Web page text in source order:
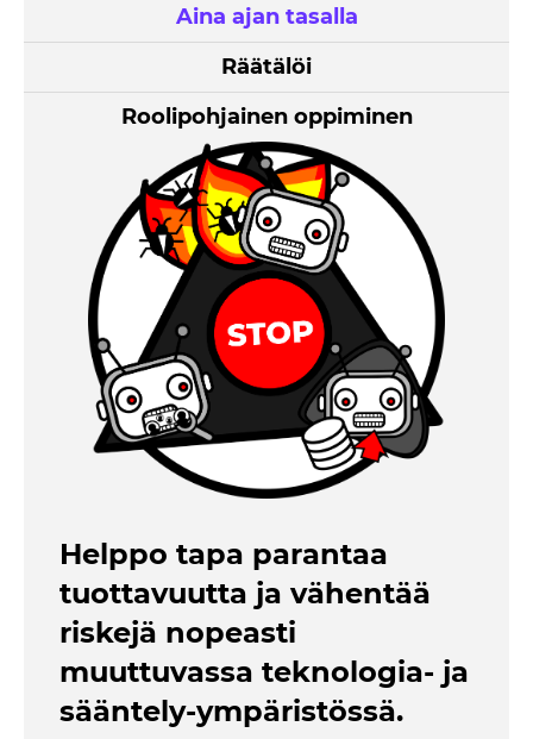
Aina ajan tasalla
Räätälöi
Roolipohjainen oppiminen
Helppo tapa parantaa
tuottavuutta ja vähentää
riskejä nopeasti
muuttuvassa teknologia- ja
sääntely-ympäristössä.